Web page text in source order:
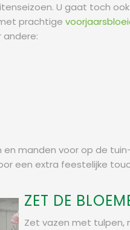
U gaat toch
prachtige
andere:
manden voor op de
een extra feestelijke
ZET DE
Zet vazen met tulpen,